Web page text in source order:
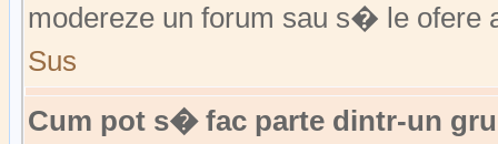
modereze un forum sau s� le
Sus
Cum pot s� fac parte dintr-un